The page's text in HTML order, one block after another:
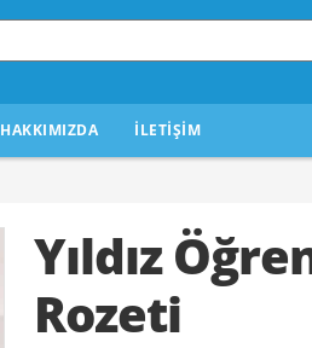
HAKKIMIZDA İLETİŞİM
Yıldız
Rozeti